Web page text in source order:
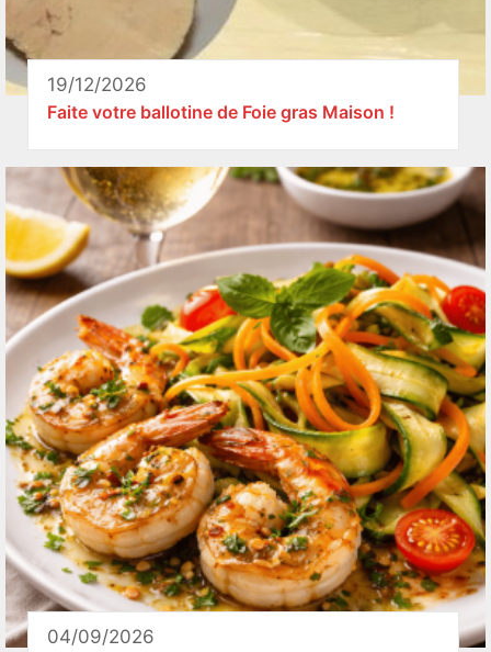
19/12/2026
Faite votre ballotine de Foie gras Maison !
04/09/2026